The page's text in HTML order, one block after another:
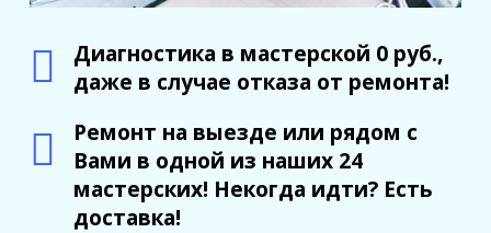
Диагностика в мастерской 0 руб.,
даже в случае отказа от ремонта!
Ремонт на выезде или рядом с
Вами в одной из наших 24
мастерских! Некогда идти? Есть
доставка!